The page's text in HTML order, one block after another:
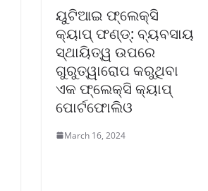
ୟୁଟିଆଇ ଫ୍ଲେକ୍ସି
କ୍ୟାପ୍ ଫଣ୍ଡ୍‌: ବ୍ୟବସାୟ
ସ୍ଥାୟିତ୍ୱ ଉପରେ
ଗୁରୁତ୍ୱାରୋପ କରୁଥିବା
ଏକ ଫ୍ଲେକ୍ସି କ୍ୟାପ୍
ପୋର୍ଟଫୋଲିଓ
March 16, 2024